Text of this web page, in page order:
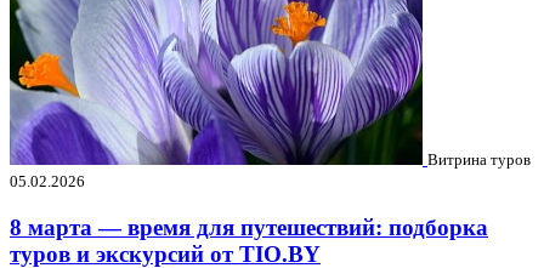
Витрина туров
05.02.2026
8 марта — время для путешествий: подборка
туров и экскурсий от TIO.BY